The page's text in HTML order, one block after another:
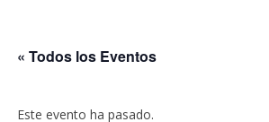
« Todos los Eventos
Este evento ha pasado.